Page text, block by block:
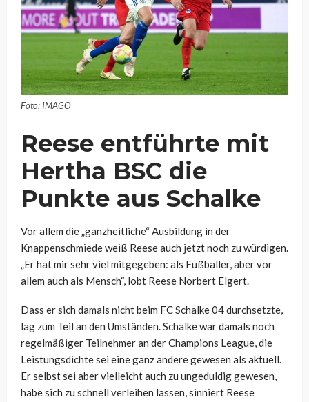
Foto: IMAGO
Reese entführte mit
Hertha BSC die
Punkte aus Schalke
Vor allem die „ganzheitliche“ Ausbildung in der
Knappenschmiede weiß Reese auch jetzt noch zu würdigen.
„Er hat mir sehr viel mitgegeben: als Fußballer, aber vor
allem auch als Mensch“, lobt Reese Norbert Elgert.
Dass er sich damals nicht beim FC Schalke 04 durchsetzte,
lag zum Teil an den Umständen. Schalke war damals noch
regelmäßiger Teilnehmer an der Champions League, die
Leistungsdichte sei eine ganz andere gewesen als aktuell.
Er selbst sei aber vielleicht auch zu ungeduldig gewesen,
habe sich zu schnell verleihen lassen, sinniert Reese